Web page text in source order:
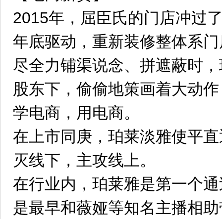
2015年，屈臣氏的门店冲过
年底驱动，重新装修整体系
尽全力铺渠说念、拼遮蔽时
股东下，偷偷地策画着大动
学电商，用电商。
在上市同庚，珀莱淡雅使平
灭线下，主攻线上。
在行业内，珀莱雅是第一个
是最早和薇娅等知名主播相